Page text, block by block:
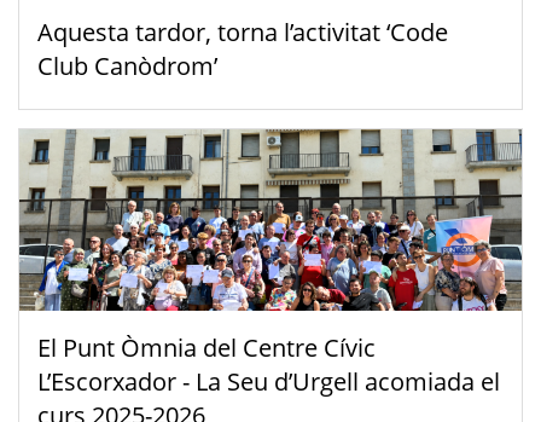
Aquesta tardor, torna l’activitat ‘Code
Club Canòdrom’
El Punt Òmnia del Centre Cívic
L’Escorxador - La Seu d’Urgell acomiada el